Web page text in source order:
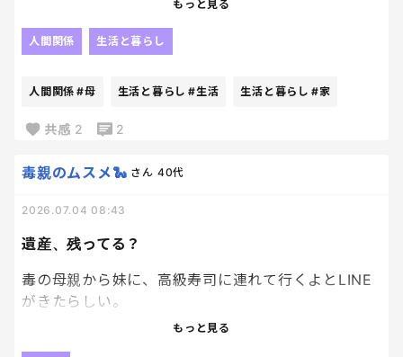
くということが別に楽しみではなくなってきている
無理に行くことはないなーと思って、日々生活してい
わざわざこちらが、パーキングに車停めて、金かけ
たまにLINEで連絡とってればいいかなーと。
こちらはそういう気持ちだけどね。
あちらは違うわけで。
もっと見る
人間関係 生活と暮らし
人間関係 #母 生活と暮らし #生活 生活と暮らし #家
共感 2 2
遺産、残ってる？
毒親のムスメ🐍 さん 40代
2026.07.04 08:43
毒の母親から妹に、高級寿司に連れて行くよとLINE
がきたらしい。
もっと見る